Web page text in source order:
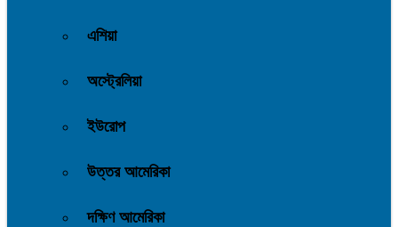
এশিয়া
অস্ট্রেলিয়া
ইউরোপ
উত্তর আমেরিকা
দক্ষিণ আমেরিকা